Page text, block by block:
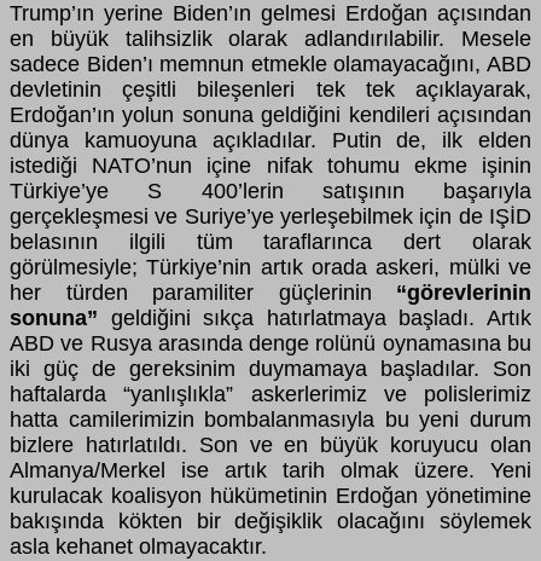
Trump’ın yerine Biden’ın gelmesi Erdoğan açısından
en büyük talihsizlik olarak adlandırılabilir. Mesele
sadece Biden’ı memnun etmekle olamayacağını, ABD
devletinin çeşitli bileşenleri tek tek açıklayarak,
Erdoğan’ın yolun sonuna geldiğini kendileri açısından
dünya kamuoyuna açıkladılar. Putin de, ilk elden
istediği NATO’nun içine nifak tohumu ekme işinin
Türkiye’ye S 400’lerin satışının başarıyla
gerçekleşmesi ve Suriye’ye yerleşebilmek için de IŞİD
belasının ilgili tüm taraflarınca dert olarak
görülmesiyle; Türkiye’nin artık orada askeri, mülki ve
her türden paramiliter güçlerinin “görevlerinin
sonuna” geldiğini sıkça hatırlatmaya başladı. Artık
ABD ve Rusya arasında denge rolünü oynamasına bu
iki güç de gereksinim duymamaya başladılar. Son
haftalarda “yanlışlıkla” askerlerimiz ve polislerimiz
hatta camilerimizin bombalanmasıyla bu yeni durum
bizlere hatırlatıldı. Son ve en büyük koruyucu olan
Almanya/Merkel ise artık tarih olmak üzere. Yeni
kurulacak koalisyon hükümetinin Erdoğan yönetimine
bakışında kökten bir değişiklik olacağını söylemek
asla kehanet olmayacaktır.